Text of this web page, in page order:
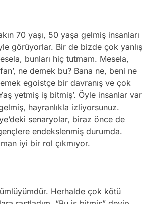
70 yaşı, 50 yaşa gelmiş insanları
görüyorlar. Bir de bizde çok yanlış
bunları hiç tutmam. Mesela,
ne demek bu? Bana ne, beni ne
egoistçe bir davranış ve çok
yetmiş iş bitmiş’. Öyle insanlar var
hayranlıkla izliyorsunuz.
senaryolar, biraz önce de
endekslenmiş durumda.
iyi bir rol çıkmıyor.
Herhalde çok kötü